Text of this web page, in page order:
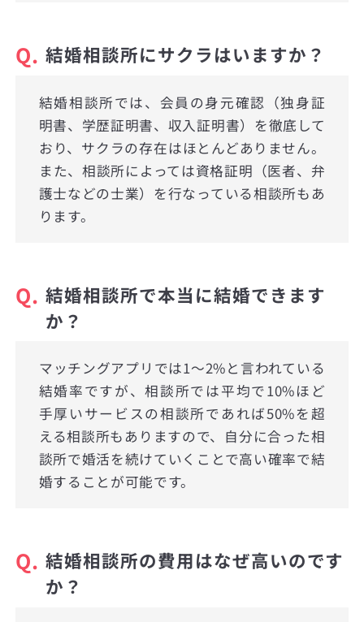
Q. 結婚相談所にサクラはいますか？
結婚相談所では、会員の身元確認（独身証
明書、学歴証明書、収入証明書）を徹底して
おり、サクラの存在はほとんどありません。
また、相談所によっては資格証明（医者、弁
護士などの士業）を行なっている相談所もあ
ります。
Q. 結婚相談所で本当に結婚できます
か？
マッチングアプリでは1〜2%と言われている
結婚率ですが、相談所では平均で10%ほど
手厚いサービスの相談所であれば50%を超
える相談所もありますので、自分に合った相
談所で婚活を続けていくことで高い確率で結
婚することが可能です。
Q. 結婚相談所の費用はなぜ高いのです
か？